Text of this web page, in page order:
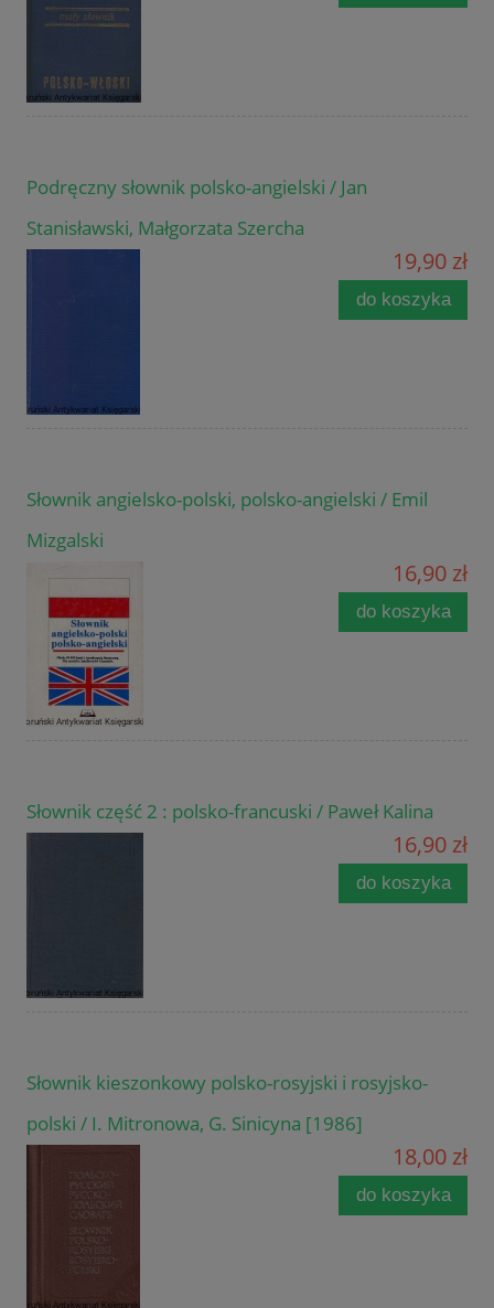
Podręczny słownik polsko-angielski / Jan
Stanisławski, Małgorzata Szercha
19,90 zł
do koszyka
Słownik angielsko-polski, polsko-angielski / Emil
Mizgalski
16,90 zł
do koszyka
Słownik część 2 : polsko-francuski / Paweł Kalina
16,90 zł
do koszyka
Słownik kieszonkowy polsko-rosyjski i rosyjsko-
polski / I. Mitronowa, G. Sinicyna [1986]
18,00 zł
do koszyka